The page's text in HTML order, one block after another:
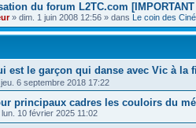
du forum L2TC.com [IMPORTANT
» dim. 1 juin 2008 12:56 » dans Le coin des
est le garçon qui danse avec Vic à la
jeu. 6 septembre 2018 17:22
principaux cadres les couloirs du
lun. 10 février 2025 11:02